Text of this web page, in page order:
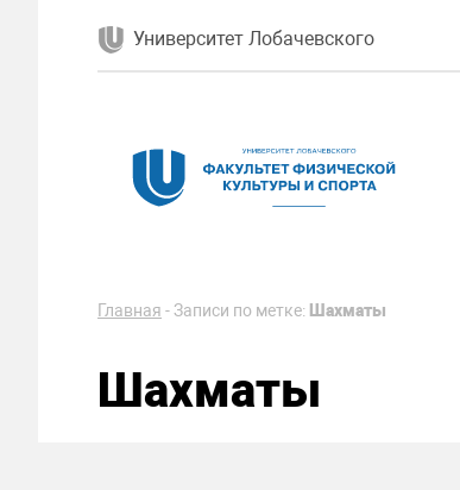
Университет Лобачевского
Главная -Записи по метке: Шахматы
Шахматы